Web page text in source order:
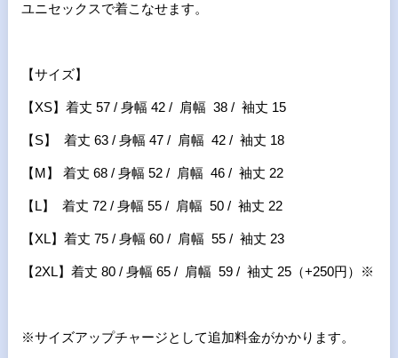
ユニセックスで着こなせます。
【サイズ】
【XS】着丈 57 / 身幅 42 / 肩幅 38 / 袖丈 15
【S】 着丈 63 / 身幅 47 / 肩幅 42 / 袖丈 18
【M】 着丈 68 / 身幅 52 / 肩幅 46 / 袖丈 22
【L】 着丈 72 / 身幅 55 / 肩幅 50 / 袖丈 22
【XL】着丈 75 / 身幅 60 / 肩幅 55 / 袖丈 23
【2XL】着丈 80 / 身幅 65 / 肩幅 59 / 袖丈 25（+250円）※
※サイズアップチャージとして追加料金がかかります。